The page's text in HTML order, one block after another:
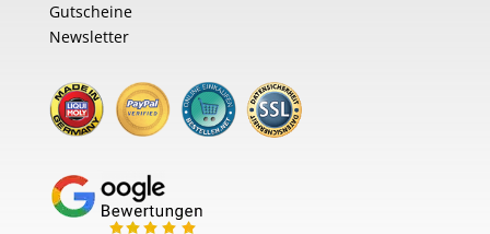
Gutscheine
Newsletter